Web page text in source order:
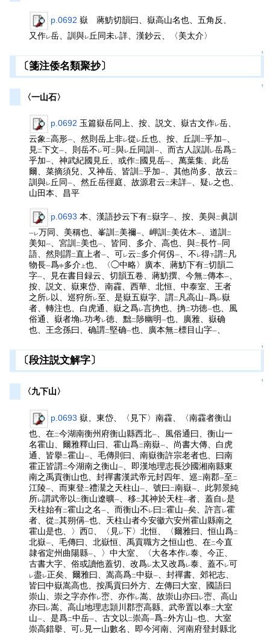
p.0692 嶽 蔣魴切韻曰、嶽高山名也、五角反、
又作レ岳、訓與レ 丘同未レ詳、漢鈔云、〈美太介〉
↑
〔箋注倭名類聚抄〕
↑
〈一山石〉
p.0692 玉篇嶽岳同上、按、説文、嶽古文作レ岳、
云象二高形一、然則岳上非レ從 レ 丘也、按、丘訓二乎加一、
見二下文一、則岳不 レ可二與レ 丘同訓一、而古人誤訓 レ岳爲二
乎加一、神武紀國見丘、或作二國見岳一、萬葉集、此岳
爾、菜摘須兒、又神岳、皆訓二乎加一、其他尚多、故云二
訓與レ 丘同一、然丘岳徑庭、故源君云二未詳一、疑 レ 之也、
山田本、昌平
p.0693 本、漢語抄云下有二嶽字一 、按、美與二 眞訓
一レ万同、美稱也、峯訓 二美禰一 、岬訓 二美佐木一 、道訓 二
美知一 、宮訓 二美也一 、皆同、多介、高也、與二長竹一同
語、然則謂二直上者一 、可レ云二多介何仭一 、不 レ得下謂二 凡
物長一爲中 多介上也、〈◯中略〉廣本、蔣魴下有二切韻二
字一 、見在書目録云、切韻五卷、蔣魴撰、今無二傳本一
按、説文、嶽東岱、南靃、西華、北恒、中泰室、王者
之所レ 以、巡狩所レ至、是嶽五嶽字、謂二 凡高山一爲レ嶽
者、轉注也、白虎通、嶽之爲レ言捔也、捔二功徳一也、風
俗通、嶽者埆 レ功考レ徳、黜二 陟幽明一也、廣雅、嶽确
也、王念孫曰、确謂二堅确一也、廣本無二標目山字一
↑
〔段注説文解字〕
↑
〈九下山〉
p.0693 嶽、東岱、〈見下〉南靃、〈南靃者衡山
也、在二今湖南衡州府衡山縣西北一
、風俗通曰、衡山一
名霍山、爾雅釋山曰、霍山爲二南嶽一
、尚書大傳、白虎
通、皆擧二霍山一
、毛傳則曰、南嶽衡許宗老者也、曰南
霍正皆謂二今湖南之衡山一
、即漢地理志長沙國湘南縣東
南之禹貢衡山也、封禪書漢武帝元封四年、巡 二南郡一至 二
江陵一 、而東登 二禮灊之天柱山一 、號曰 二南嶽一
、此郭景純
所レ謂武帝以 二衡山遼曠一 、移 二其神於天柱一者、蓋自 レ是
天柱始有二霍山之名一 、而衡山不 レ 曰 二霍山一矣、許言レ霍
者、從 二其朔偁一也、天柱山者今安徽六安州霍山縣南之
霍山是也、〉西𡼙、〈見 レ下〉北恒、〈爾雅曰、恒山爲二
北嶽一 、毛傳曰、北嶽恒、禹貢職方之恒山也、在二今直
隷省定州曲陽縣一 、〉中大室、〈大各本作レ泰、今正、
古書大字、俗或讀他蓋切、改爲レ 太又改爲レ泰、蓋不 レ可
レ盡レ正矣、爾雅曰、嵩高爲二中嶽一
、封禪書、郊祀志、
皆曰中嶽嵩高也、按禹貢曰外方、左傳曰大室、國語曰
崇山、崇之字亦作レ崈、亦作レ嵩、故崇山亦曰 レ崈、高山
亦曰 レ嵩、高山地理志頴川郡崈高縣、武帝置以奉二 大室
山一 、是爲二中岳一 、古文以 二崇高一爲二外方山一也、大室
崇高錯擧、可レ 見一山數名、即今河南、河南府登封縣北